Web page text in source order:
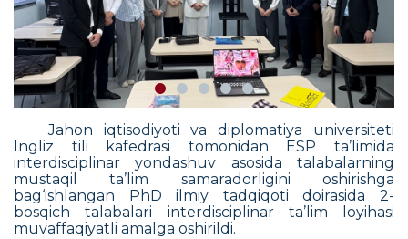
Jahon iqtisodiyoti va diplomatiya universiteti
Ingliz tili kafedrasi tomonidan ESP ta’limida
interdisciplinar yondashuv asosida talabalarning
mustaqil ta’lim samaradorligini oshirishga
bag‘ishlangan PhD ilmiy tadqiqoti doirasida 2-
bosqich talabalari interdisciplinar ta’lim loyihasi
muvaffaqiyatli amalga oshirildi.